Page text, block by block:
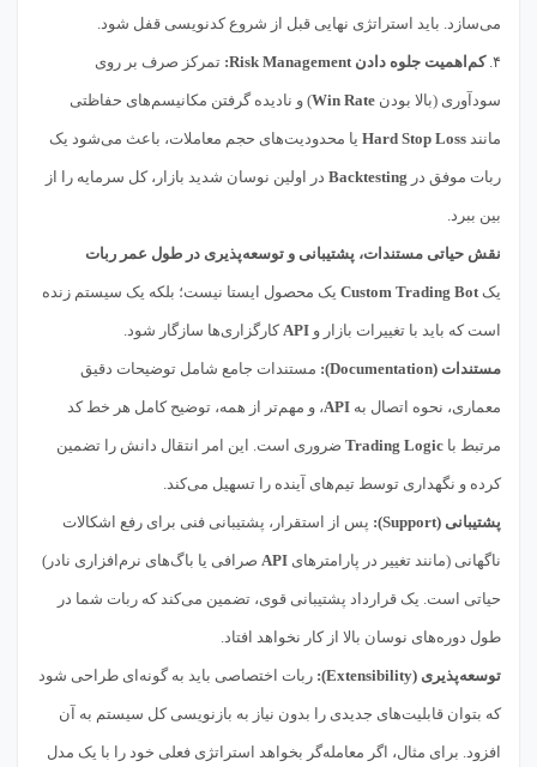
می‌سازد. باید استراتژی نهایی قبل از شروع کدنویسی قفل شود.
۴. کم‌اهمیت جلوه دادن Risk Management: تمرکز صرف بر روی
سودآوری (بالا بودن Win Rate) و نادیده گرفتن مکانیسم‌های حفاظتی
مانند Hard Stop Loss یا محدودیت‌های حجم معاملات، باعث می‌شود یک
ربات موفق در Backtesting در اولین نوسان شدید بازار، کل سرمایه را از
بین ببرد.
نقش حیاتی مستندات، پشتیبانی و توسعه‌پذیری در طول عمر ربات
یکCustom Trading Bot یک محصول ایستا نیست؛ بلکه یک سیستم زنده
است که باید با تغییرات بازار و APIکارگزاری‌ها سازگار شود.
مستندات (Documentation): مستندات جامع شامل توضیحات دقیق
معماری، نحوه اتصال به API، و مهم‌تر از همه، توضیح کامل هر خط کد
مرتبط با Trading Logic ضروری است. این امر انتقال دانش را تضمین
کرده و نگهداری توسط تیم‌های آینده را تسهیل می‌کند.
پشتیبانی (Support): پس از استقرار، پشتیبانی فنی برای رفع اشکالات
ناگهانی (مانند تغییر در پارامترهای API صرافی یا باگ‌های نرم‌افزاری نادر)
حیاتی است. یک قرارداد پشتیبانی قوی، تضمین می‌کند که ربات شما در
طول دوره‌های نوسان بالا از کار نخواهد افتاد.
توسعه‌پذیری (Extensibility): ربات اختصاصی باید به گونه‌ای طراحی شود
که بتوان قابلیت‌های جدیدی را بدون نیاز به بازنویسی کل سیستم به آن
افزود. برای مثال، اگر معامله‌گر بخواهد استراتژی فعلی خود را با یک مدل